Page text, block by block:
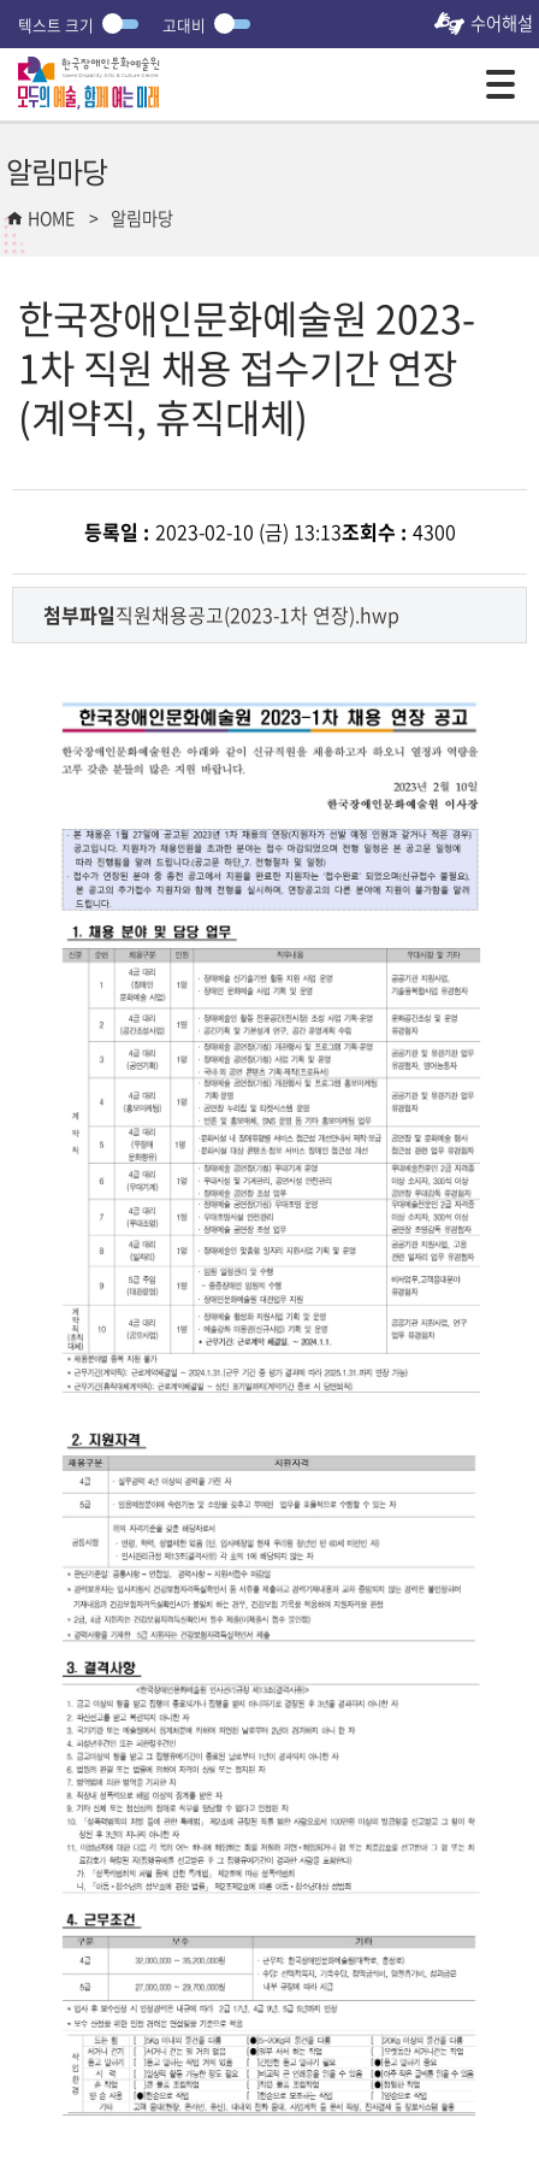
텍스트 크기 고대비 수어해설
알림마당
HOME 알림마당
한국장애인문화예술원 2023-
1차 직원 채용 접수기간 연장
(계약직, 휴직대체)
등록일 : 2023-02-10 (금) 13:13조회수 : 4300
첨부파일직원채용공고(2023-1차 연장).hwp